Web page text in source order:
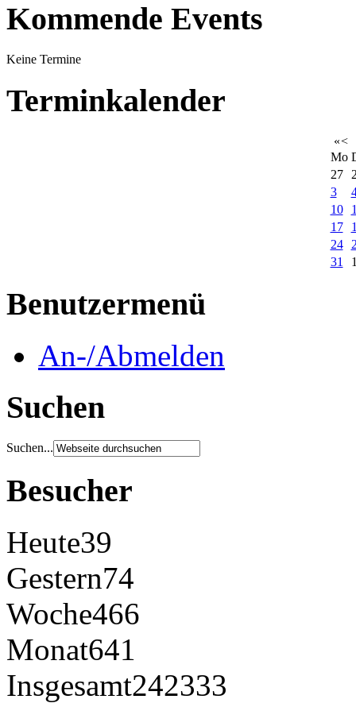
Kommende Events
Keine Termine
Terminkalender
«<
Mo
27
3
10
17
24
31
Benutzermenü
An-/Abmelden
Suchen
Suchen...
Besucher
Heute39
Gestern74
Woche466
Monat641
Insgesamt242333